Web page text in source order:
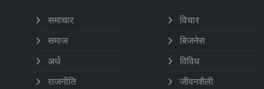
समाचार
समाज
अर्थ
राजनीति
विचार
बिजनेस
विविध
जीवनशैली